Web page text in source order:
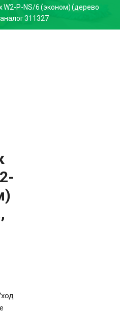
P-NS/6 (эконом) (дерево
311327